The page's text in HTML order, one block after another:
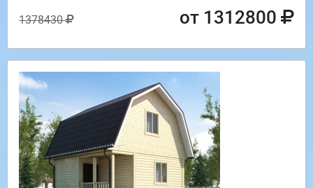
1378430 от 1312800